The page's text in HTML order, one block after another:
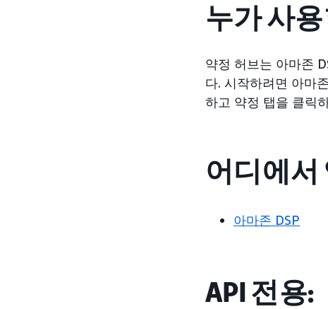
누가 사
약정 허브는 아마존
다. 시작하려면 아마
하고 약정 탭을 클릭
어디에서
아마존 DSP
API 전용: